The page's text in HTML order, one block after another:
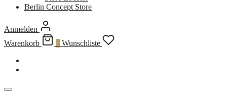
Berlin Concept Store
Anmelden
Warenkorb
Wunschliste